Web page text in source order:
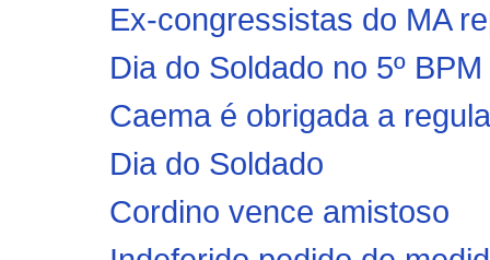
Ex-congressistas do MA
Dia do Soldado no 5º BPM
Caema é obrigada a
Dia do Soldado
Cordino vence amistoso